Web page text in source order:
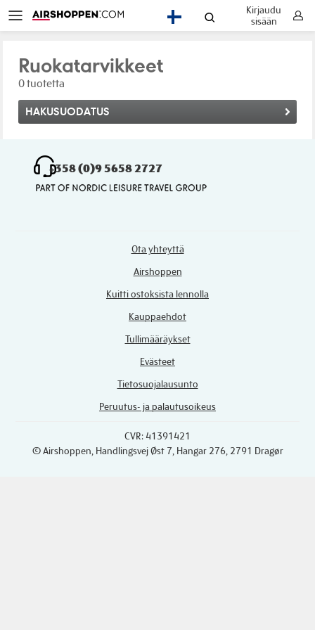
Kirjaudu
sisään
Ruokatarvikkeet
0 tuotetta
HAKUSUODATUS
+358 (0)9 5658 2727
Ota yhteyttä
Airshoppen
Kuitti ostoksista lennolla
Kauppaehdot
Tullimääräykset
Evästeet
Tietosuojalausunto
Peruutus- ja palautusoikeus
CVR: 41391421
© Airshoppen , Handlingsvej Øst 7, Hangar 276, 2791 Dragør